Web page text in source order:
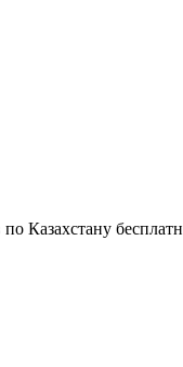
Казахстану